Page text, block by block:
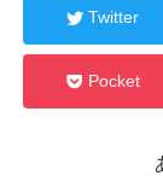
Twitter
Pocket